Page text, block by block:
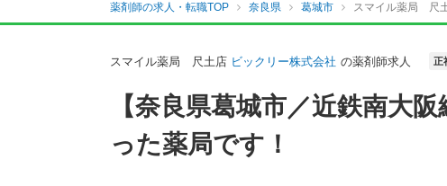
薬剤師の求人・転職TOP 奈良県 葛城市 スマイル薬局 尺
スマイル薬局 尺土店 ビックリー株式会社 の薬剤師求人 正
【奈良県葛城市／近鉄南大
った薬局です！